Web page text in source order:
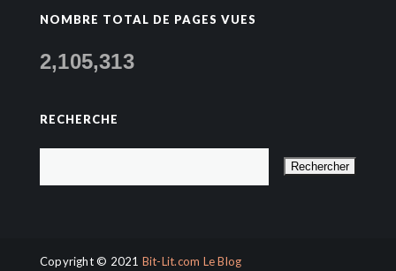
NOMBRE TOTAL DE PAGES VUES
2,105,313
RECHERCHE
Copyright © 2021 Bit-Lit.com Le Blog